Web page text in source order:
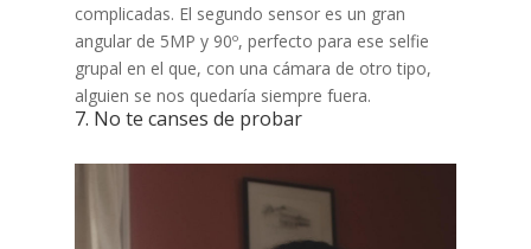
complicadas. El segundo sensor es un gran
angular de 5MP y 90º, perfecto para ese selfie
grupal en el que, con una cámara de otro tipo,
alguien se nos quedaría siempre fuera.
7. No te canses de probar